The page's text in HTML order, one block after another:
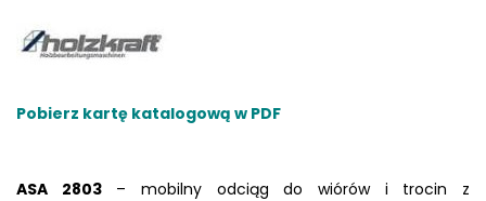
Pobierz kartę katalogową w PDF
ASA 2803– mobilny odciąg do wiórów i trocin z